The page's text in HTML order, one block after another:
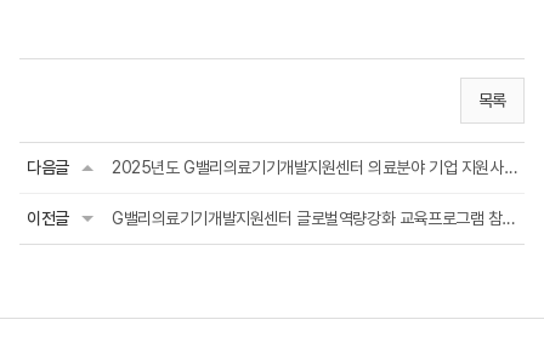
목록
다음글 2025년도 G밸리의료기기개발지원센터 의료분야 기업 지원사업 사전 공지
이전글 G밸리의료기기개발지원센터 글로벌역량강화 교육프로그램 참가자 모집(~12/1)